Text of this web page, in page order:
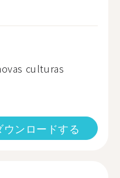
culturas
ンロードする